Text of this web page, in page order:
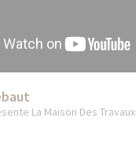
La Maison Des Travaux